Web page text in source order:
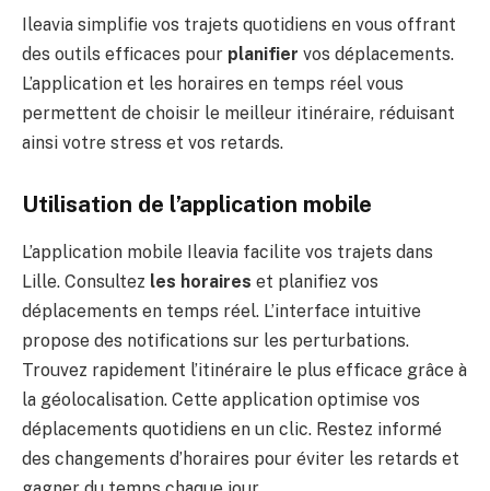
Ileavia simplifie vos trajets quotidiens en vous offrant
des outils efficaces pour planifier vos déplacements.
L’application et les horaires en temps réel vous
permettent de choisir le meilleur itinéraire, réduisant
ainsi votre stress et vos retards.
Utilisation de l’application mobile
L’application mobile Ileavia facilite vos trajets dans
Lille. Consultez les horaires et planifiez vos
déplacements en temps réel. L’interface intuitive
propose des notifications sur les perturbations.
Trouvez rapidement l’itinéraire le plus efficace grâce à
la géolocalisation. Cette application optimise vos
déplacements quotidiens en un clic. Restez informé
des changements d’horaires pour éviter les retards et